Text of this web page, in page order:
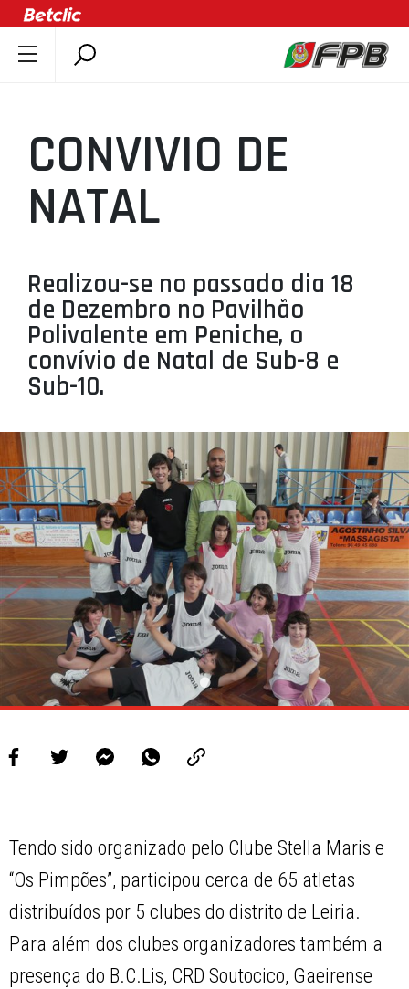
ÚLTIMAS
COMPETIÇÕES
ASSOCIAÇÕES
AGENTES
AGENDA
SELEÇÕES
MINIBASQUETE
ÁREA TÉCNICA
PROJETOS
LIGA BETCLIC MASCULINA
LIGA BETCLIC FEMININA
CONVIVIO DE
NATAL
Realizou-se no passado dia 18
de Dezembro no Pavilhão
Polivalente em Peniche, o
convívio de Natal de Sub-8 e
Sub-10.
Tendo sido organizado pelo Clube Stella Maris e
“Os Pimpões”, participou cerca de 65 atletas
distribuídos por 5 clubes do distrito de Leiria.
Para além dos clubes organizadores também a
presença do B.C.Lis, CRD Soutocico, Gaeirense